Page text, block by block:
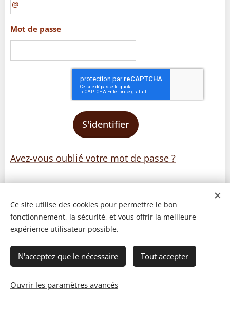
Mot de passe
S'identifier
Avez-vous oublié votre mot de passe ?
© 2023 Les recettes d'Henri-Luc. Tous droits réservés.
Ce site utilise des cookies pour permettre le bon
fonctionnement, la sécurité, et vous offrir la meilleure
expérience utilisateur possible.
N'acceptez que le nécessaire Tout accepter
Ouvrir les paramètres avancés